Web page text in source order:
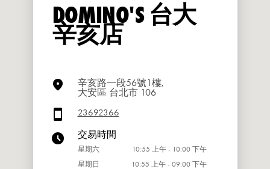
DOMINO'S 台大
辛亥店
辛亥路一段56號1樓,
大安區 台北市 106
23692366
交易時間
星期六
10:55 上午 - 10:00 下午
星期日
10:55 上午 - 09:00 下午